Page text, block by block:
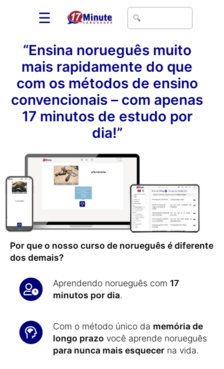
☰
“Ensina norueguês muito
mais rapidamente do que
com os métodos de ensino
convencionais – com apenas
17 minutos de estudo por
dia!”
Por que o nosso curso de norueguês é diferente
dos demais?
Aprendendo norueguês com 17
minutos por dia.
Com o método único da memória de
longo prazo você aprende norueguês
para nunca mais esquecer na vida.